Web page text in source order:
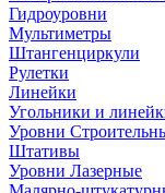
Гидроуровни
Мультиметры
Штангенциркули
Рулетки
Линейки
Угольники и
Уровни
Штативы
Уровни Лазерные